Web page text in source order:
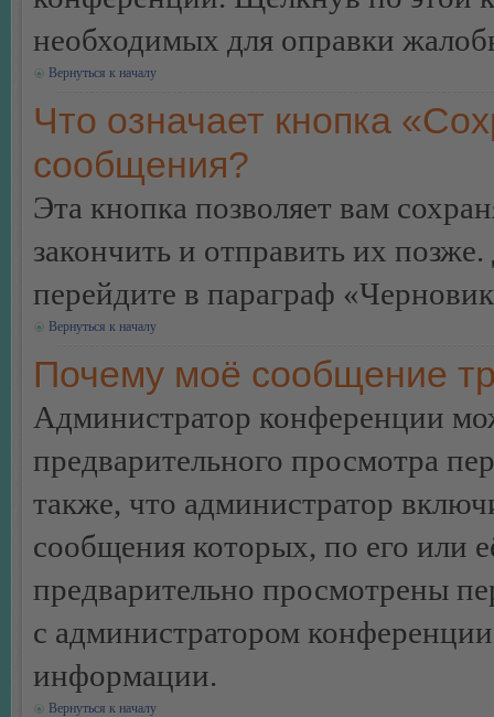
необходимых для оправки
Вернуться к началу
Что означает кнопка
сообщения?
Эта кнопка позволяет вам
закончить и отправить их
перейдите в параграф
Вернуться к началу
Почему моё сообщение
Администратор конференции
предварительного просмотра
также, что администратор
сообщения которых, по его или
предварительно просмотрены
с администратором
информации.
Вернуться к началу